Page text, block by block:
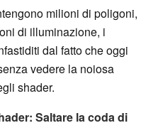
milioni di poligoni,
di illuminazione, i
dal fatto che oggi
vedere la noiosa
shader.
Saltare la coda di